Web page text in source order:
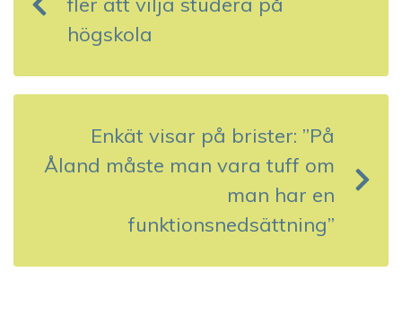
g
v
högskola
Enkät visar på brister: ”På
Åland måste man vara tuff om
man har en
funktionsnedsättning”